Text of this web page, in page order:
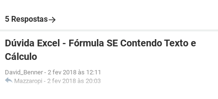
5 Respostas
Dúvida Excel - Fórmula SE Contendo Texto e
Cálculo
David_Benner - 2 fev 2018 às 12:11
Mazzaropi - 2 fev 2018 às 20:03